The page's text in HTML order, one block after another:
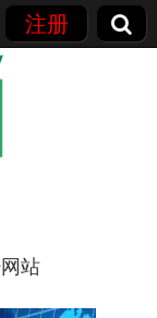
注册
站